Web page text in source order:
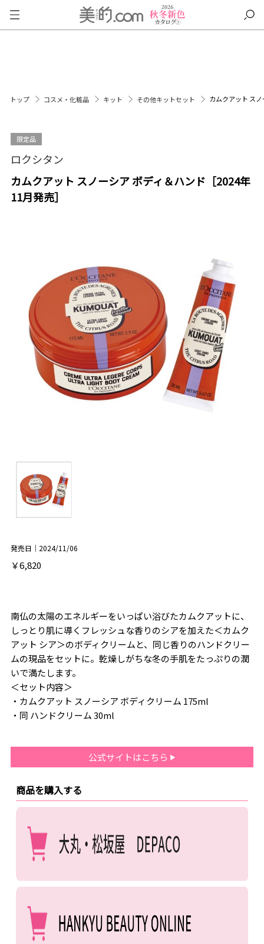
トップ コスメ・化粧品 キット その他キットセット カムクアット ス
限定品
ロクシタン
カムクアット スノーシア ボディ＆ハンド［2024年
11月発売］
発売日｜2024/11/06
￥6,820
南仏の太陽のエネルギーをいっぱい浴びたカムクアットに、
しっとり肌に導くフレッシュな香りのシアを加えた＜カムク
アット シア＞のボディクリームと、同じ香りのハンドクリー
ムの現品をセットに。乾燥しがちな冬の手肌をたっぷりの潤
いで満たします。
＜セット内容＞
・カムクアット スノーシア ボディクリーム 175ml
・同 ハンドクリーム 30ml
公式サイトはこちら
商品を購入する